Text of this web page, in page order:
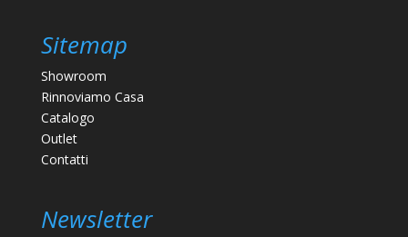
Sitemap
Showroom
Rinnoviamo Casa
Catalogo
Outlet
Contatti
Newsletter